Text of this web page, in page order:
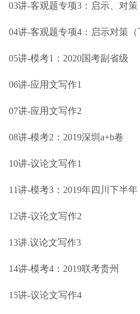
03讲-客观题专项3：启示、对策
04讲-客观题专项4：启示对策（
05讲-模考1：2020国考副省级
06讲-应用文写作1
07讲-应用文写作2
08讲-模考2：2019深圳a+b卷
10讲-议论文写作1
11讲-模考3：2019年四川下半年
12讲-议论文写作2
13讲.议论文写作3
14讲-模考4：2019联考贵州
15讲-议论文写作4